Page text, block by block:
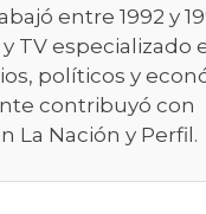
entre 1992 y
TV especializado
políticos y
contribuyó con
La Nación y Perfil.